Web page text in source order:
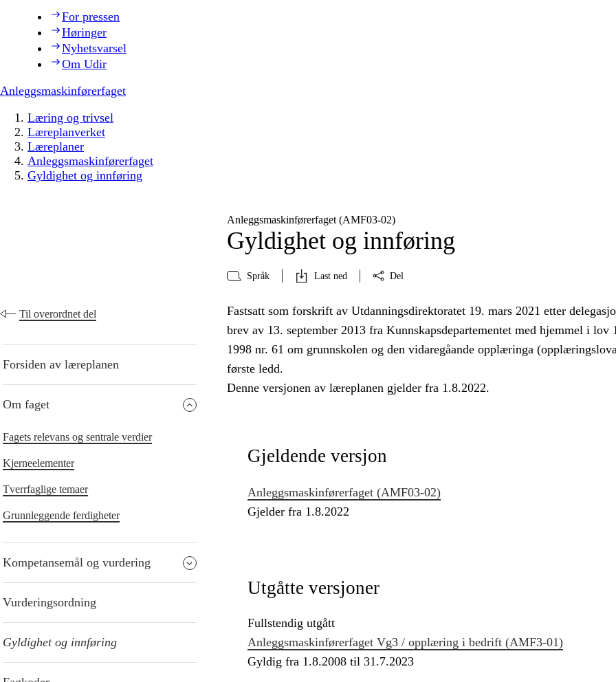
For pressen
Høringer
Nyhetsvarsel
Om Udir
Anleggsmaskinførerfaget
Læring og trivsel
Læreplanverket
Læreplaner
Anleggsmaskinførerfaget
Gyldighet og innføring
Anleggsmaskinførerfaget (AMF03‑02)
Gyldighet og innføring
Språk Last ned Del
Til overordnet del
Forsiden av læreplanen
Om faget
Fagets relevans og sentrale verdier
Kjerneelementer
Tverrfaglige temaer
Grunnleggende ferdigheter
Kompetansemål og vurdering
Vurderingsordning
Gyldighet og innføring
Fastsatt som forskrift av Utdanningsdirektoratet 19. mars 2021 etter
brev av 13. september 2013 fra Kunnskapsdepartementet med hjemmel i lov
1998 nr. 61 om grunnskolen og den vidaregåande opplæringa
første ledd.
Denne versjonen av læreplanen gjelder fra 1.8.2022.
Gjeldende versjon
Anleggsmaskinførerfaget (AMF03‑02)
Gjelder fra 1.8.2022
Utgåtte versjoner
Fullstendig utgått
Anleggsmaskinførerfaget Vg3 / opplæring i bedrift (AMF3‑01)
Gyldig fra 1.8.2008 til 31.7.2023